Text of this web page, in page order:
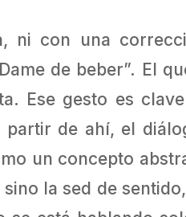
ni con una
de beber”. El
Ese gesto es
de ahí, el
un concepto
la sed de